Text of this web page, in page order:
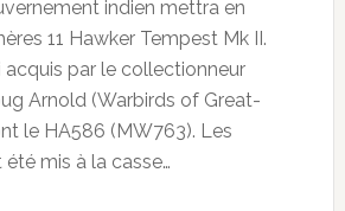
indien mettra en
11 Hawker Tempest Mk II.
acquis par le collectionneur
Arnold (Warbirds of Great-
le HA586 (MW763). Les
mis à la casse…